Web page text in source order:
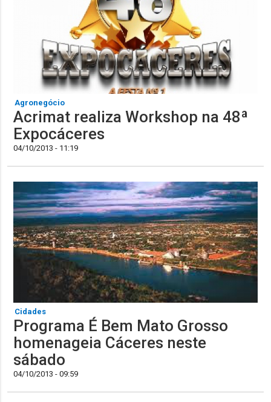
Agronegócio
Acrimat realiza Workshop na 48ª
Expocáceres
04/10/2013 - 11:19
Cidades
Programa É Bem Mato Grosso
homenageia Cáceres neste
sábado
04/10/2013 - 09:59